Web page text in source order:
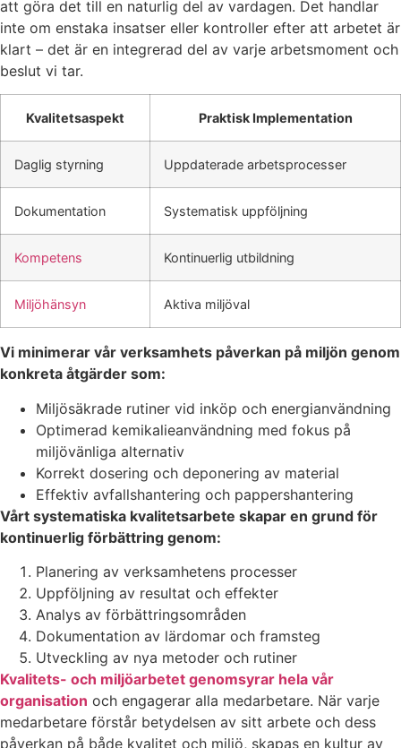
att göra det till en naturlig del av vardagen. Det handlar
inte om enstaka insatser eller kontroller efter att arbetet är
klart – det är en integrerad del av varje arbetsmoment och
beslut vi tar.
Kvalitetsaspekt Praktisk Implementation
Daglig styrning Uppdaterade arbetsprocesser
Dokumentation Systematisk uppföljning
Kompetens Kontinuerlig utbildning
Miljöhänsyn Aktiva miljöval
Vi minimerar vår verksamhets påverkan på miljön genom
konkreta åtgärder som:
Miljösäkrade rutiner vid inköp och energianvändning
Optimerad kemikalieanvändning med fokus på
miljövänliga alternativ
Korrekt dosering och deponering av material
Effektiv avfallshantering och pappershantering
Vårt systematiska kvalitetsarbete skapar en grund för
kontinuerlig förbättring genom:
Planering av verksamhetens processer
Uppföljning av resultat och effekter
Analys av förbättringsområden
Dokumentation av lärdomar och framsteg
Utveckling av nya metoder och rutiner
Kvalitets- och miljöarbetet genomsyrar hela vår
organisation och engagerar alla medarbetare. När varje
medarbetare förstår betydelsen av sitt arbete och dess
påverkan på både kvalitet och miljö, skapas en kultur av